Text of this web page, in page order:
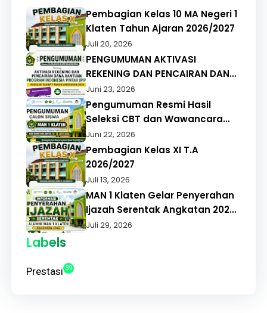
Pembagian Kelas 10 MA Negeri 1
Klaten Tahun Ajaran 2026/2027
Juli 20, 2026
PENGUMUMAN AKTIVASI
REKENING DAN PENCAIRAN DANA
BANTUAN PROGRAM INDONESIA
PINTAR (PIP) REGULER TAHAP 1
TAHUN ANGGARAN 2026
Juni 23, 2026
Pengumuman Resmi Hasil
Seleksi CBT dan Wawancara
PMBM MAN 1 Klaten Tahun
Pelajaran 2026/2027
Juni 22, 2026
Pembagian Kelas XI T.A
2026/2027
Juli 13, 2026
MAN 1 Klaten Gelar Penyerahan
Ijazah Serentak Angkatan 2026,
Alumni Apresiasi Pelayanan
Juli 29, 2026
Labels
Prestasi 39